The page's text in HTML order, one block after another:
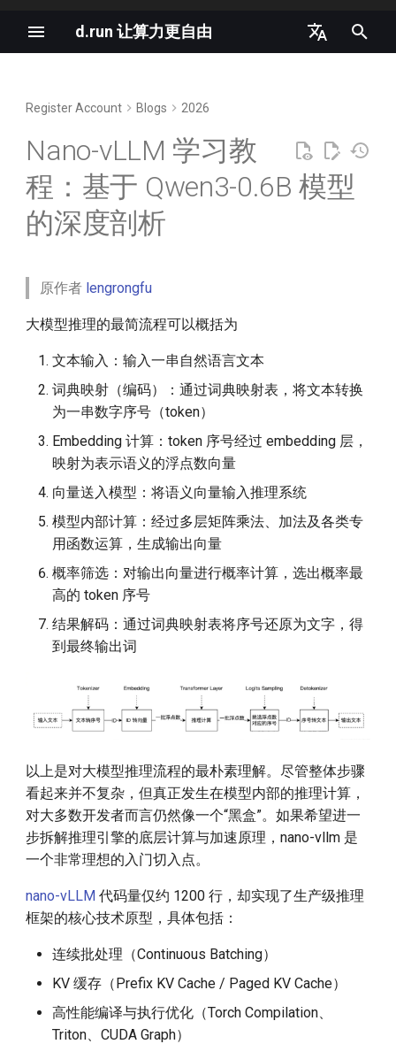
d.run 让算力更自由
1. Qwen3-0.6B 模型结构概述
2. 解读 config.json
3. GQA 解读
5. nano-vLLM 解读
5.1 Demo 代码解读
5.2 Chat Template
6. LLMEngine 类解析
6.1 __init__ 函数
6.2 add_request 函数
6.3 is_finished 函数
6.4 generate 函数
6.5 step 函数
7. Sequence 解析
8. BlockManager 解析
8.1 Block 类
8.2 __init__ 函数
8.3 allocate 函数
9. Scheduler 解析
9.1 __init__ 函数
9.2 schedule 函数
10. ModelRunner 解析
New AI terms in 2025
The vLLM MoE Playbook
Deep Dive into Agent
Sandbox
Kubernetes 1.35
推理是下一个独角兽赛道
Anatomy of a High-
Throughput LLM Inference
System
KV-Cache Wins You Can See
Debug Memory Access
LMCache supports gpt-oss
FlowSpeech Converts Text
into Speech
d.run Launches DeepSeek-
Announcing the llm-d
community
部署和体验 d.run DeepSeek
AI Trend in 2025
d.run 是生成式 AI 的理想平台
K8s and Generative AI
OpenAI GPT-4o is Completely
Free
2024 AI Infrastructure Survey
Cloud Native AI White Paper
Kimi Success and Other
Domestic LLM
Introduction to DBRX Open
Source LLM
Transforms Compute into
Who Will Replace the
Transformer
Fintech Welcomes the LLM
Register Account Blogs 2026
Nano-vLLM 学习教
程：基于 Qwen3-0.6B 模型
的深度剖析
原作者 lengrongfu
大模型推理的最简流程可以概括为
文本输入：输入一串自然语言文本
词典映射（编码）：通过词典映射表，将文本转换
为一串数字序号（token）
Embedding 计算：token 序号经过 embedding 层，
映射为表示语义的浮点数向量
向量送入模型：将语义向量输入推理系统
模型内部计算：经过多层矩阵乘法、加法及各类专
用函数运算，生成输出向量
概率筛选：对输出向量进行概率计算，选出概率最
高的 token 序号
结果解码：通过词典映射表将序号还原为文字，得
到最终输出词
以上是对大模型推理流程的最朴素理解。尽管整体步骤
看起来并不复杂，但真正发生在模型内部的推理计算，
对大多数开发者而言仍然像一个“黑盒”。如果希望进一
步拆解推理引擎的底层计算与加速原理，nano-vllm 是
一个非常理想的入门切入点。
nano-vLLM 代码量仅约 1200 行，却实现了生产级推理
框架的核心技术原型，具体包括：
连续批处理（Continuous Batching）
KV 缓存（Prefix KV Cache / Paged KV Cache）
高性能编译与执行优化（Torch Compilation、
Triton、CUDA Graph）